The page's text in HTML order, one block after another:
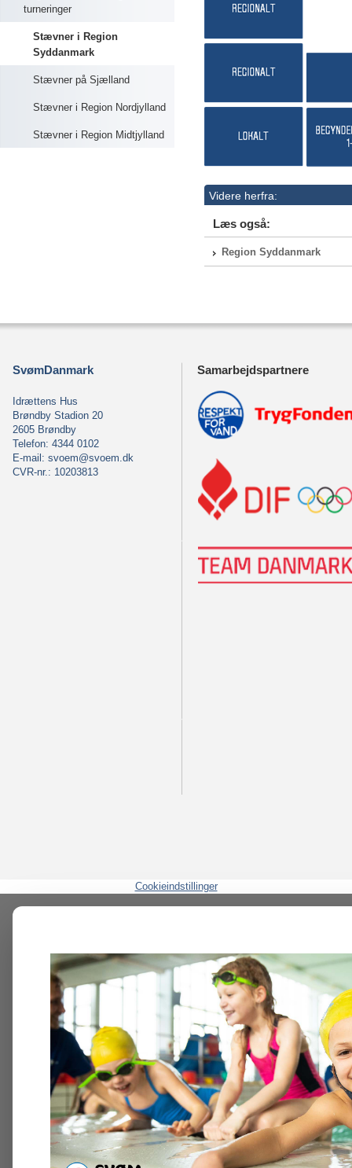
turneringer
Stævner i Region
Syddanmark
Stævner på Sjælland
Stævner i Region Nordjylland
Stævner i Region Midtjylland
Videre herfra:
Læs også:
Region Syddanmark
SvømDanmark
Idrættens Hus
Brøndby Stadion 20
2605 Brøndby
Telefon: 4344 0102
E-mail: svoem@svoem.dk
CVR-nr.: 10203813
Samarbejdspartnere
Cookieindstillinger